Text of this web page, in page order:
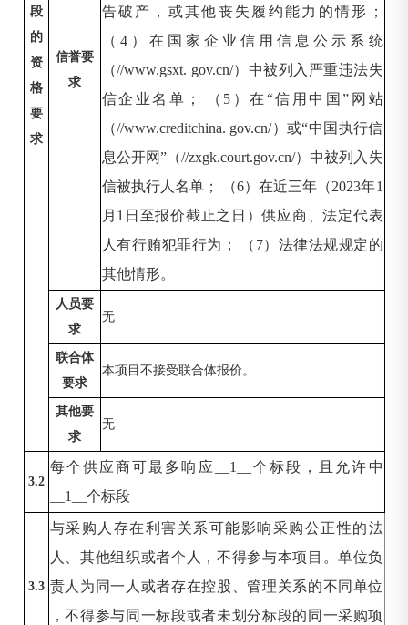
段
的
资
格
要
求
信誉要
求
告破产，或其他丧失履约能力的情形；
（4）在国家企业信用信息公示系统
（//www.gsxt. gov.cn/）中被列入严重违法失
信企业名单； （5）在“信用中国”网站
（//www.creditchina. gov.cn/）或“中国执行信
息公开网”（//zxgk.court.gov.cn/）中被列入失
信被执行人名单； （6）在近三年（2023年1
月1日至报价截止之日）供应商、法定代表
人有行贿犯罪行为； （7）法律法规规定的
其他情形。
人员要
求
无
联合体
要求
本项目不接受联合体报价。
其他要
求
无
3.2
每个供应商可最多响应
__1__个标段，且允许中
__1__个标段
3.3
与采购人存在利害关系可能影响采购公正性的法
人、其他组织或者个人，不得参与本项目。单位负
责人为同一人或者存在控股、管理关系的不同单位
，不得参与同一标段或者未划分标段的同一采购项